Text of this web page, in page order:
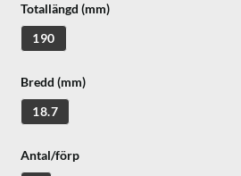
Totallängd (mm)
190
Bredd (mm)
18.7
Antal/förp